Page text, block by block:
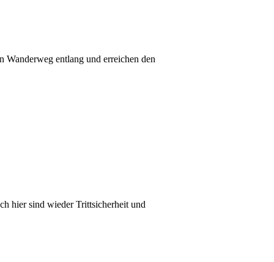
Wanderweg entlang und erreichen den
hier sind wieder Trittsicherheit und